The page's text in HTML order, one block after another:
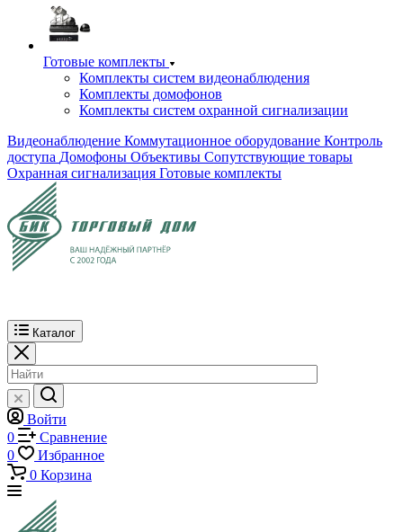
Готовые комплекты
Комплекты систем видеонаблюдения
Комплекты домофонов
Комплекты систем охранной сигнализации
Видеонаблюдение Коммутационное оборудование Контроль
доступа Домофоны Объективы Сопутствующие товары
Охранная сигнализация Готовые комплекты
Каталог
Войти
0
Сравнение
0
Избранное
0 Корзина